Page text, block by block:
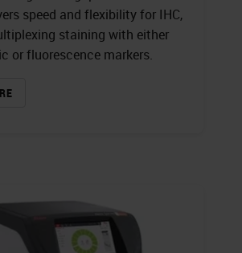
speed and flexibility for IHC,
staining with either
or fluorescence markers.